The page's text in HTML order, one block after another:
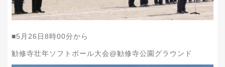
■5月26日8時00分から
勧修寺壮年ソフトボール大会@勧修寺公園グラウンド